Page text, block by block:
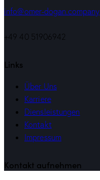
info@omer-dogan.company
+49 40 51906942
Links
Über Uns
Karriere
Diensleistungen
Kontakt
Impressum
Kontakt aufnehmen